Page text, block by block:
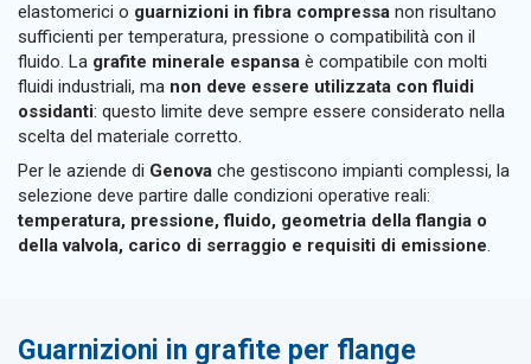
elastomerici o guarnizioni in fibra compressa non risultano
sufficienti per temperatura, pressione o compatibilità con il
fluido. La grafite minerale espansa è compatibile con molti
fluidi industriali, ma non deve essere utilizzata con fluidi
ossidanti: questo limite deve sempre essere considerato nella
scelta del materiale corretto.
Per le aziende di Genova che gestiscono impianti complessi, la
selezione deve partire dalle condizioni operative reali:
temperatura, pressione, fluido, geometria della flangia o
della valvola, carico di serraggio e requisiti di emissione.
Guarnizioni in grafite per flange